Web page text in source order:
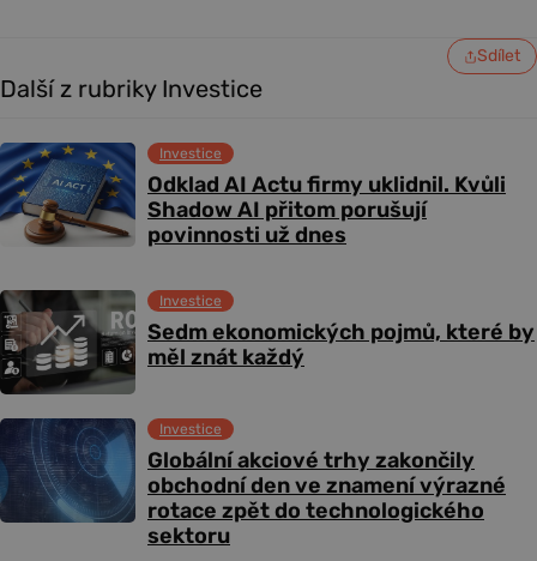
Sdílet
Další z rubriky Investice
Odklad AI Actu firmy uklidnil. Kvůli
Shadow AI přitom porušují
povinnosti už dnes
Investice
Sedm ekonomických pojmů, které by
měl znát každý
Investice
Globální akciové trhy zakončily
obchodní den ve znamení výrazné
rotace zpět do technologického
sektoru
Investice